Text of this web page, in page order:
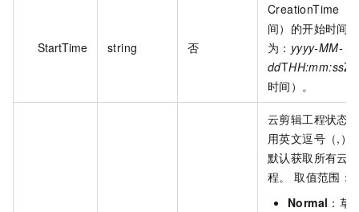
StartTime string 否
CreationTime（
间）的开始时间
为： yyyy-MM-
ddTHH:mm:ssZ
时间）。
云剪辑工程状态
用英文逗号（,）
默认获取所有云
程。 取值范围：
Normal ：草